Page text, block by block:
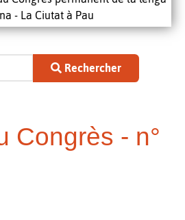
- La Ciutat à Pau
Rechercher
Congrès - n°